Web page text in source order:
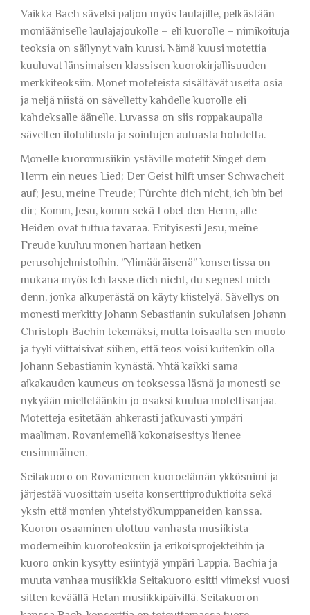
Vaikka Bach sävelsi paljon myös laulajille, pelkästään
moniääniselle laulajajoukolle – eli kuorolle – nimikoituja
teoksia on säilynyt vain kuusi. Nämä kuusi motettia
kuuluvat länsimaisen klassisen kuorokirjallisuuden
merkkiteoksiin. Monet moteteista sisältävät useita osia
ja neljä niistä on sävelletty kahdelle kuorolle eli
kahdeksalle äänelle. Luvassa on siis roppakaupalla
sävelten ilotulitusta ja sointujen autuasta hohdetta.
Monelle kuoromusiikin ystäville motetit Singet dem
Herrn ein neues Lied; Der Geist hilft unser Schwacheit
auf; Jesu, meine Freude; Fürchte dich nicht, ich bin bei
dir; Komm, Jesu, komm sekä Lobet den Herrn, alle
Heiden ovat tuttua tavaraa. Erityisesti Jesu, meine
Freude kuuluu monen hartaan hetken
perusohjelmistoihin. ”Ylimääräisenä” konsertissa on
mukana myös Ich lasse dich nicht, du segnest mich
denn, jonka alkuperästä on käyty kiistelyä. Sävellys on
monesti merkitty Johann Sebastianin sukulaisen Johann
Christoph Bachin tekemäksi, mutta toisaalta sen muoto
ja tyyli viittaisivat siihen, että teos voisi kuitenkin olla
Johann Sebastianin kynästä. Yhtä kaikki sama
aikakauden kauneus on teoksessa läsnä ja monesti se
nykyään mielletäänkin jo osaksi kuulua motettisarjaa.
Motetteja esitetään ahkerasti jatkuvasti ympäri
maaliman. Rovaniemellä kokonaisesitys lienee
ensimmäinen.
Seitakuoro on Rovaniemen kuoroelämän ykkösnimi ja
järjestää vuosittain useita konserttiproduktioita sekä
yksin että monien yhteistyökumppaneiden kanssa.
Kuoron osaaminen ulottuu vanhasta musiikista
moderneihin kuoroteoksiin ja erikoisprojekteihin ja
kuoro onkin kysytty esiintyjä ympäri Lappia. Bachia ja
muuta vanhaa musiikkia Seitakuoro esitti viimeksi vuosi
sitten keväällä Hetan musiikkipäivillä. Seitakuoron